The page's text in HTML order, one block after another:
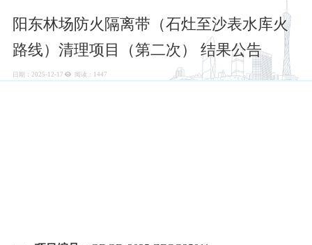
阳东林场防火隔离带（石灶至沙表水库火
路线）清理项目（第二次） 结果公告
日期：2025-12-17 阅读： 1447